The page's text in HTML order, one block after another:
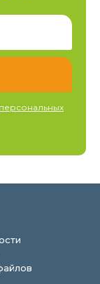
персональных